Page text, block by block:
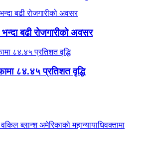
बढी रोजगारीको अवसर
८४.४५ प्रतिशत वृद्धि